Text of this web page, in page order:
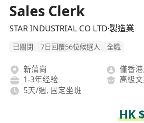
Sales Clerk
STAR INDUSTRIAL CO LTD·製造業
已關閉 7日回覆56位候選人 全職
新蒲崗
僅香
1-3年经验
高級
5天/週, 固定坐班
HK